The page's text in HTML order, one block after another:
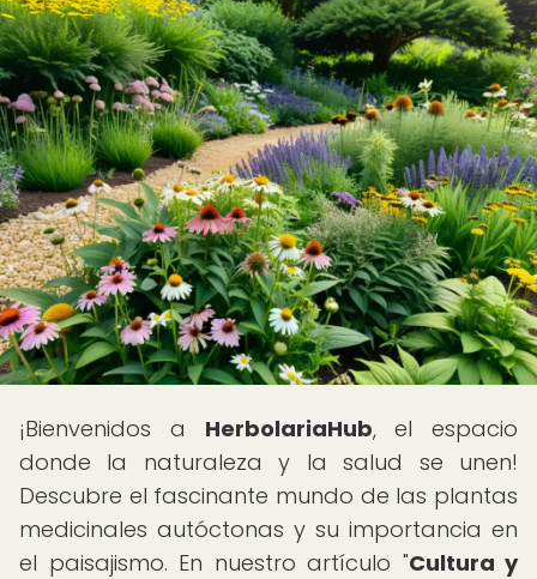
¡Bienvenidos a HerbolariaHub, el espacio
donde la naturaleza y la salud se unen!
Descubre el fascinante mundo de las plantas
medicinales autóctonas y su importancia en
el paisajismo. En nuestro artículo "Cultura y